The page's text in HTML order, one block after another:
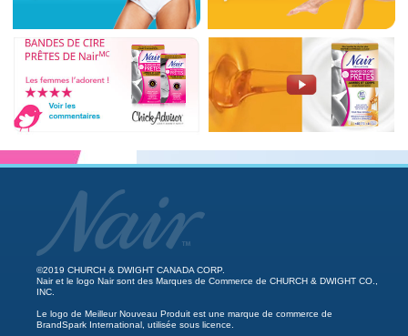
©2019 CHURCH & DWIGHT CANADA CORP.
Nair et le logo Nair sont des Marques de Commerce de CHURCH & DWIGHT CO.,
INC.
Le logo de Meilleur Nouveau Produit est une marque de commerce de
BrandSpark International, utilisée sous licence.